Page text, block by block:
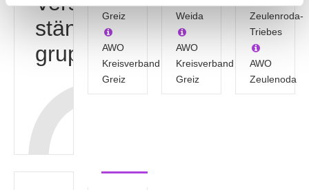
ständigungs-
gruppen
Greiz
AWO
Kreisverband
Greiz
Weida
AWO
Kreisverband
Greiz
Zeulenroda-
Triebes
AWO
Zeulenoda